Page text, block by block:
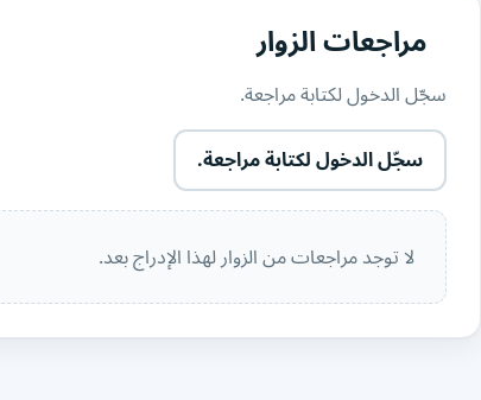
مراجعات الزوار
سجّل الدخول لكتابة مراجعة.
سجّل الدخول لكتابة مراجعة.
لا توجد مراجعات من الزوار لهذا الإدراج بعد.